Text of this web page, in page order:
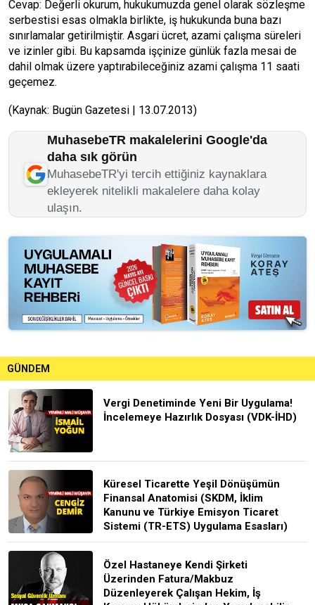
Cevap: Değerli okurum, hukukumuzda genel olarak sözleşme
serbestisi esas olmakla birlikte, iş hukukunda buna bazı
sınırlamalar getirilmiştir. Asgari ücret, azami çalışma süreleri
ve izinler gibi. Bu kapsamda işçinize günlük fazla mesai de
dahil olmak üzere yaptırabileceğiniz azami çalışma 11 saati
geçemez.
(Kaynak: Bugün Gazetesi | 13.07.2013)
MuhasebeTR makalelerini Google'da
daha sık görün
MuhasebeTR'yi tercih ettiğiniz kaynaklara
ekleyerek nitelikli makalelere daha kolay
ulaşın.
GÜNDEM
Vergi Denetiminde Yeni Bir Uygulama!
İncelemeye Hazırlık Dosyası (VDK-İHD)
Küresel Ticarette Yeşil Dönüşümün
Finansal Anatomisi (SKDM, İklim
Kanunu ve Türkiye Emisyon Ticaret
Sistemi (TR-ETS) Uygulama Esasları)
Özel Hastaneye Kendi Şirketi
Üzerinden Fatura/Makbuz
Düzenleyerek Çalışan Hekim, İş